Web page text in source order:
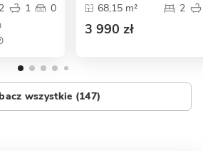
2 1 0
68,15 m²
2
3 990 zł
wszystkie (147)